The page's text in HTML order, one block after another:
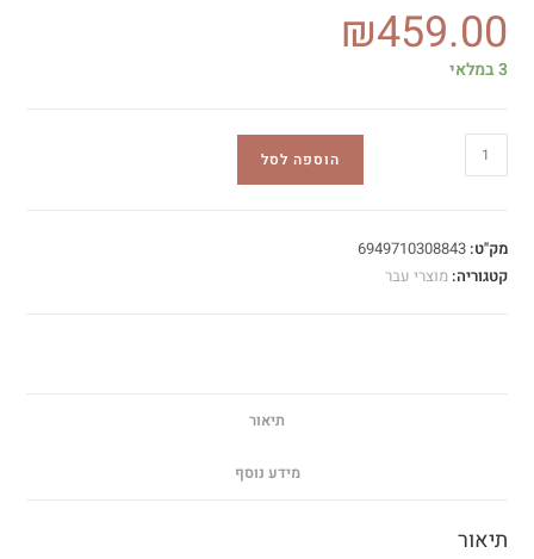
₪459.00
3 במלאי
הוספה לסל
מק"ט:6949710308843
קטגוריה:מוצרי עבר
תיאור
מידע נוסף
תיאור